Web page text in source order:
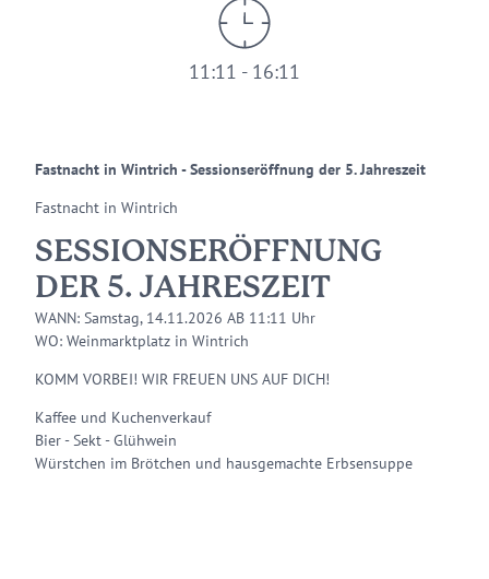
11:11 - 16:11
Fastnacht in Wintrich - Sessionseröffnung der 5. Jahreszeit
Fastnacht in Wintrich
SESSIONSERÖFFNUNG
DER 5. JAHRESZEIT
WANN: Samstag, 14.11.2026 AB 11:11 Uhr
WO: Weinmarktplatz in Wintrich
KOMM VORBEI! WIR FREUEN UNS AUF DICH!
Kaffee und Kuchenverkauf
Bier - Sekt - Glühwein
Würstchen im Brötchen und hausgemachte Erbsensuppe